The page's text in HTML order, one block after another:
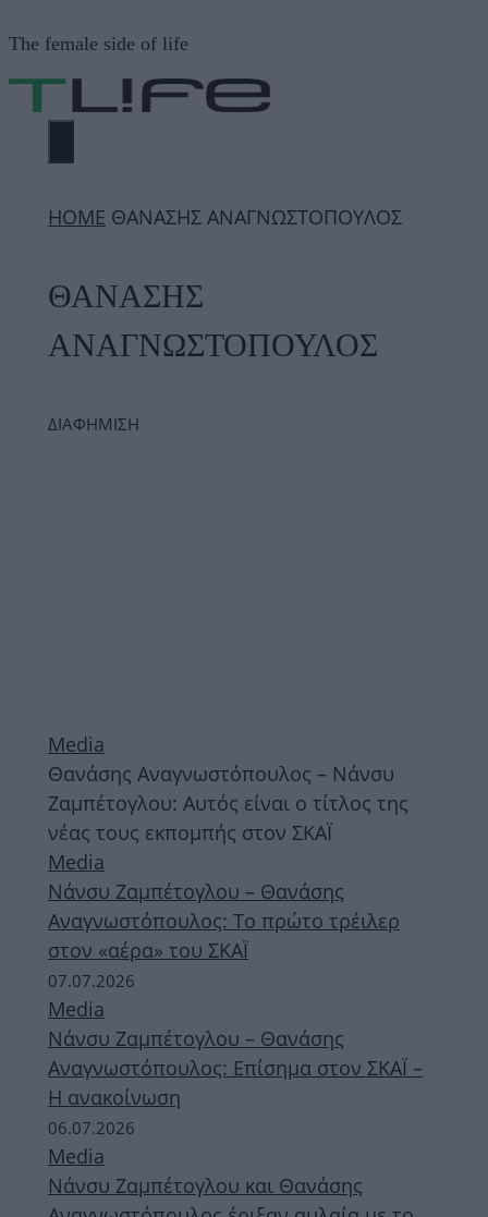
σε
περιεχόμενο
The female side of life
ΜΕΝΟΎ
ΗΟΜΕ ΘΑΝΑΣΗΣ ΑΝΑΓΝΩΣΤΟΠΟΥΛΟΣ
ΘΑΝΑΣΗΣ
ΑΝΑΓΝΩΣΤΟΠΟΥΛΟΣ
ΔΙΑΦΗΜΙΣΗ
Media
Θανάσης Αναγνωστόπουλος – Νάνσυ
Ζαμπέτογλου: Αυτός είναι ο τίτλος της
νέας τους εκπομπής στον ΣΚΑΪ
Media
Νάνσυ Ζαμπέτογλου – Θανάσης
Αναγνωστόπουλος: Το πρώτο τρέιλερ
στον «αέρα» του ΣΚΑΪ
07.07.2026
Media
Νάνσυ Ζαμπέτογλου – Θανάσης
Αναγνωστόπουλος: Επίσημα στον ΣΚΑΪ –
Η ανακοίνωση
06.07.2026
Media
Νάνσυ Ζαμπέτογλου και Θανάσης